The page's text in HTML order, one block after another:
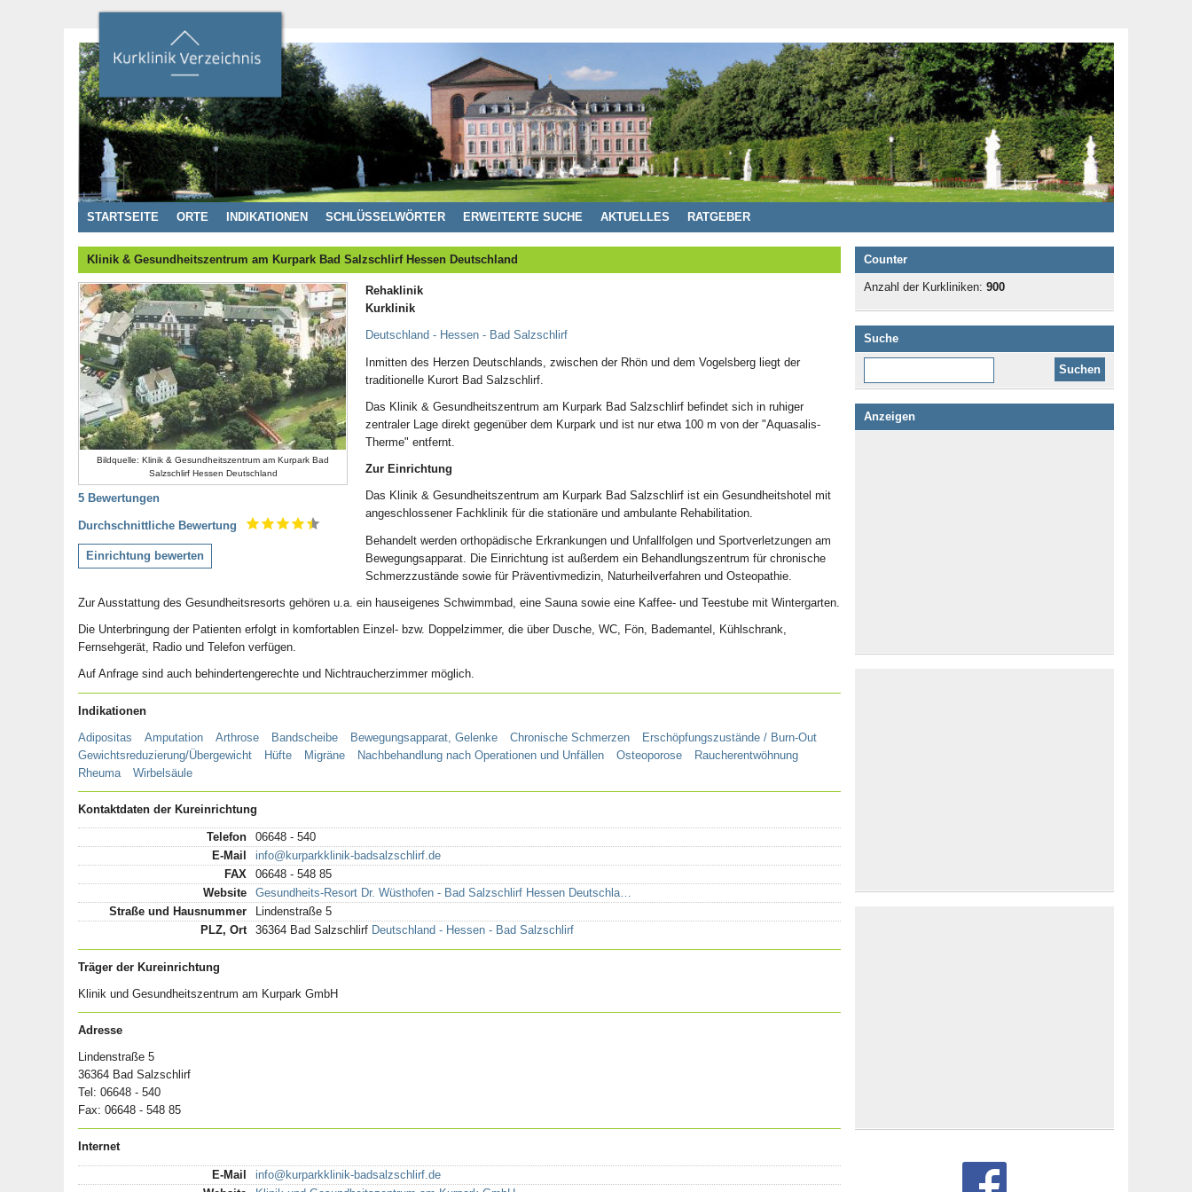
STARTSEITE ORTE INDIKATIONEN SCHLÜSSELWÖRTER ERWEITERTE SUCHE AKTUELLES RATGEBER
Klinik & Gesundheitszentrum am Kurpark Bad Salzschlirf Hessen Deutschland
Bildquelle: Klinik & Gesundheitszentrum am Kurpark Bad
Salzschlirf Hessen Deutschland
5 Bewertungen
Durchschnittliche Bewertung
Einrichtung bewerten
Rehaklinik
Kurklinik
Deutschland - Hessen - Bad Salzschlirf
Inmitten des Herzen Deutschlands, zwischen der Rhön und dem Vogelsberg liegt der
traditionelle Kurort Bad Salzschlirf.
Das Klinik & Gesundheitszentrum am Kurpark Bad Salzschlirf befindet sich in ruhiger
zentraler Lage direkt gegenüber dem Kurpark und ist nur etwa 100 m von der "Aquasalis-
Therme" entfernt.
Zur Einrichtung
Das Klinik & Gesundheitszentrum am Kurpark Bad Salzschlirf ist ein Gesundheitshotel mit
angeschlossener Fachklinik für die stationäre und ambulante Rehabilitation.
Behandelt werden orthopädische Erkrankungen und Unfallfolgen und Sportverletzungen am
Bewegungsapparat. Die Einrichtung ist außerdem ein Behandlungszentrum für chronische
Schmerzzustände sowie für Präventivmedizin, Naturheilverfahren und Osteopathie.
Zur Ausstattung des Gesundheitsresorts gehören u.a. ein hauseigenes Schwimmbad, eine Sauna sowie eine Kaffee- und Teestube mit Wintergarten.
Die Unterbringung der Patienten erfolgt in komfortablen Einzel- bzw. Doppelzimmer, die über Dusche, WC, Fön, Bademantel, Kühlschrank,
Fernsehgerät, Radio und Telefon verfügen.
Auf Anfrage sind auch behindertengerechte und Nichtraucherzimmer möglich.
Indikationen
Adipositas Amputation Arthrose Bandscheibe Bewegungsapparat, Gelenke Chronische Schmerzen
Erschöpfungszustände / Burn-Out
Gewichtsreduzierung/Übergewicht
Hüfte Migräne Nachbehandlung nach Operationen und Unfällen Osteoporose
Raucherentwöhnung
Rheuma
Wirbelsäule
Kontaktdaten der Kureinrichtung
Telefon
06648 - 540
E-Mail
info@kurparkklinik-badsalzschlirf.de
FAX
06648 - 548 85
Website
Gesundheits-Resort Dr. Wüsthofen - Bad Salzschlirf Hessen Deutschla…
Straße und Hausnummer
Lindenstraße 5
PLZ, Ort
36364 Bad Salzschlirf Deutschland - Hessen - Bad Salzschlirf
Träger der Kureinrichtung
Klinik und Gesundheitszentrum am Kurpark GmbH
Adresse
Lindenstraße 5
36364 Bad Salzschlirf
Tel: 06648 - 540
Fax: 06648 - 548 85
Internet
E-Mail
info@kurparkklinik-badsalzschlirf.de
Counter
Anzahl der Kurkliniken: 900
Suche
Anzeigen